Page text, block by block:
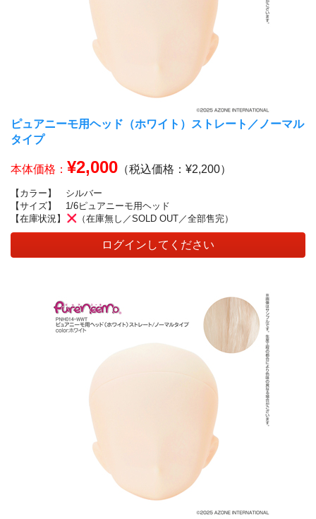
ピュアニーモ用ヘッド（ホワイト）ストレート／ノーマル
タイプ
本体価格： ¥2,000 （税込価格：¥2,200）
【カラー】
シルバー
【サイズ】
1/6ピュアニーモ用ヘッド
【在庫状況】
（在庫無し／SOLD OUT／全部售完）
ログインしてください